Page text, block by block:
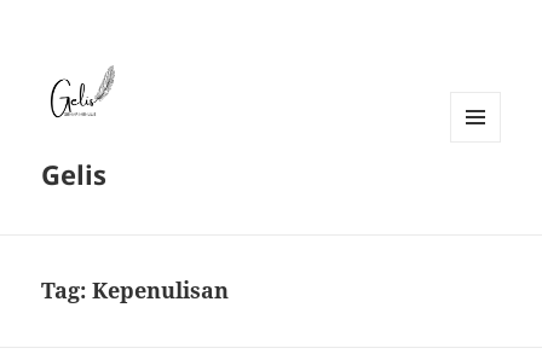
Gelis
Tag:Kepenulisan